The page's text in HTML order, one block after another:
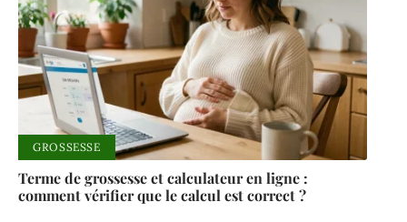
GROSSESSE
Terme de grossesse et calculateur en ligne :
comment vérifier que le calcul est correct ?